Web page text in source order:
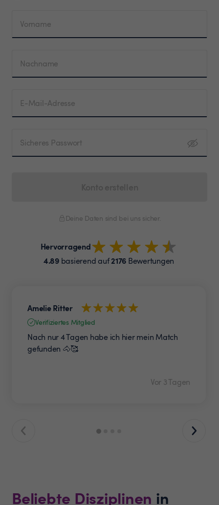
Vorname
Nachname
E-Mail-Adresse
Sicheres Passwort
Deine Daten sind bei uns sicher.
Hervorragend
4.89basierend auf2176 Bewertungen
Amelie Ritter
Verifiziertes Mitglied
Nach nur 4 Tagen habe ich hier mein Match
gefunden 🐴🥰
Vor 3 Tagen
Beliebte Disziplinen in